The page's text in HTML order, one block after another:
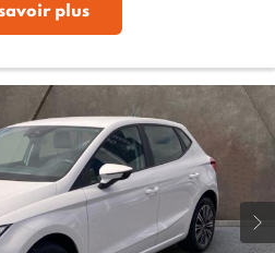
savoir plus